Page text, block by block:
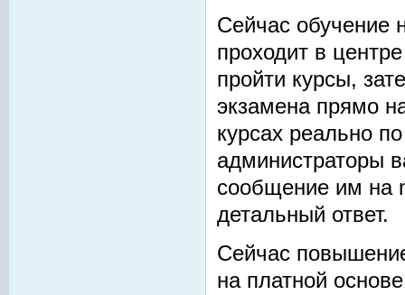
Сейчас обучение
проходит в
пройти курсы,
экзамена прямо
курсах реально
администраторы
сообщение им на
детальный ответ.
Сейчас
на платной